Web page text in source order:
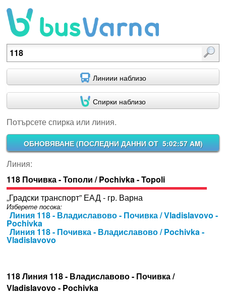
Потърсете спирка или линия.
Линиии наблизо
Спирки наблизо
Потърсете спирка или линия.
ОБНОВЯВАНЕ (ПОСЛЕДНИ ДАННИ ОТ 5:02:57 AM)
Линия:
118 Почивка - Тополи / Pochivka - Topoli
„Градски транспорт” ЕАД - гр. Варна
Изберете посока:
Линия 118 - Владиславово - Почивка / Vladislavovo -
Pochivka
Линия 118 - Почивка - Владиславово / Pochivka -
Vladislavovo
118 Линия 118 - Владиславово - Почивка /
Vladislavovo - Pochivka